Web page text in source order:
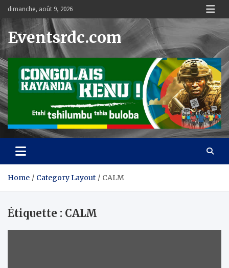
Skip
content
dimanche, août 9, 2026
Eventsrdc.com
Home Category Layout CALM
Étiquette : CALM